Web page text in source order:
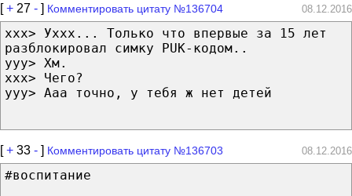
[+ 27 - ] Комментировать цитату №136704 08.12.2016
xxx> Уххх... Только что впервые за 15 лет
разблокировал симку PUK-кодом..
yyy> Хм.
xxx> Чего?
yyy> Ааа точно, у тебя ж нет детей
[+ 33 - ] Комментировать цитату №136703 08.12.2016
#воспитание